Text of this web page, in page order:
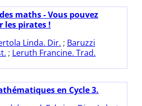
maths - Vous pouvez
les pirates !
Linda. Dir. ; Baruzzi
; Leruth Francine. Trad.
en Cycle 3.